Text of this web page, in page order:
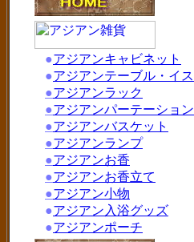
●アジアンキャビネット
●アジアンテーブル・イス
●アジアンラック
●アジアンパーテーション
●アジアンバスケット
●アジアンランプ
●アジアンお香
●アジアンお香立て
●アジアン小物
●アジアン入浴グッズ
●アジアンポーチ